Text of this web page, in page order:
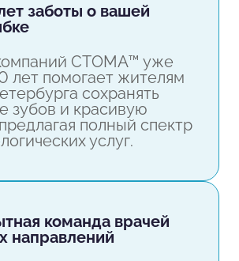
СТОМА™ уже
лет помогает жителям
сохранять
зубов и красивую
полный спектр
услуг.
направлений